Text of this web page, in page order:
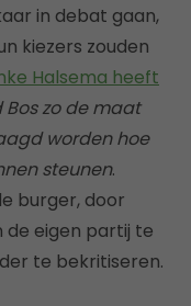
in debat gaan,
kiezers zouden
Halsema heeft
Bos zo de maat
worden hoe
steunen.
burger, door
de eigen partij te
te bekritiseren.